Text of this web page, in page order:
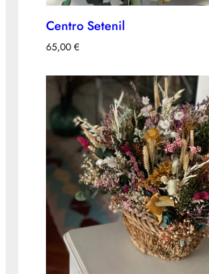
Centro Setenil
65,00 €